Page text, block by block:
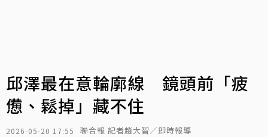
邱澤最在意輪廓線 鏡頭前「疲
憊、鬆掉」藏不住
2026-05-20 17:55 聯合報 記者趙大智／即時報導